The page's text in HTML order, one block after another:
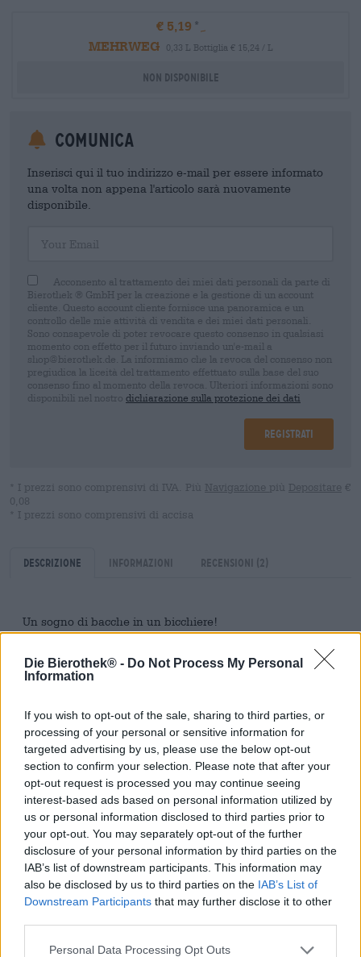
Die Bierothek® - Do Not Process My Personal
Information
If you wish to opt-out of the sale, sharing to third parties, or
processing of your personal or sensitive information for
targeted advertising by us, please use the below opt-out
section to confirm your selection. Please note that after your
opt-out request is processed you may continue seeing
interest-based ads based on personal information utilized by
us or personal information disclosed to third parties prior to
your opt-out. You may separately opt-out of the further
disclosure of your personal information by third parties on the
IAB’s list of downstream participants. This information may
also be disclosed by us to third parties on the IAB’s List of
Downstream Participants that may further disclose it to other
Personal Data Processing Opt Outs
€ 5,19
MEHRWEG
0,33 L Bottiglia € 15,24 / L
Non disponibile
Comunica
Inserisci qui il tuo indirizzo e-mail per essere informato
una volta non appena l'articolo sarà nuovamente
disponibile.
Acconsento al trattamento dei miei dati personali da parte di
Bierothek ® GmbH per la creazione e la gestione di un account
cliente. Questo account cliente fornisce una panoramica e un
controllo delle mie attività di vendita e dei miei dati personali.
Sono consapevole di poter revocare questo consenso in qualsiasi
momento con effetto per il futuro inviando un'e-mail a
shop@bierothek.de. La informiamo che la revoca del consenso non
pregiudica la liceità del trattamento effettuato sulla base del suo
consenso fino al momento della revoca. Ulteriori informazioni sono
disponibili nel nostro dichiarazione sulla protezione dei dati
Registrati
* I prezzi sono comprensivi di IVA. Più Navigazione più Depositare €
0,08
* I prezzi sono comprensivi di accisa
Descrizione Informazioni Recensioni (2)
Un sogno di bacche in un bicchiere!
calde e secche. I cespugli di bacche e gli alberi da frutto
si piegano sotto il loro peso delizioso e l'aria si riempie del
di raccogliere la più appetitosa delle bacche: il ribes nero.
Nessun'altra bacca è più misteriosa o aromatica di questo
frutto.
L'ultima creazione di Sakiškių alus è una vera bomba alla
frutta: una Brut Ale con l'incomparabile tentazione
fruttata del ribes nero. Questa birra è più scura della solita
birra estiva, ma incredibilmente piccante e rinfrescante.
Un'altra particolarità della Blackcurrant Brut Ale è il lievito
con cui viene fermentata. Per dare alla birra un tocco
esclusivo, viene preparata con lievito di champagne. Una
vera specialità della birra!
una schiuma rosa a pori grossolani. Dalla spuma ariosa si